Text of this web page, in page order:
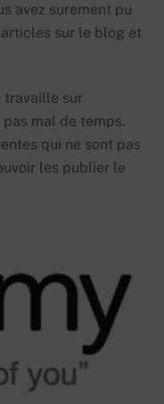
avez surement pu
sur le blog et
travaille sur
mal de temps.
qui ne sont pas
les publier le